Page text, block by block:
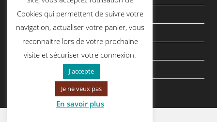
Conditions générales de vente
Mentions légales
Politique de confidentialité
politique de cookies
Cookies qui permettent de suivre votre
navigation, actualiser votre panier, vous
reconnaitre lors de votre prochaine
visite et sécuriser votre connexion.
J'accepte
Je ne veux pas
En savoir plus